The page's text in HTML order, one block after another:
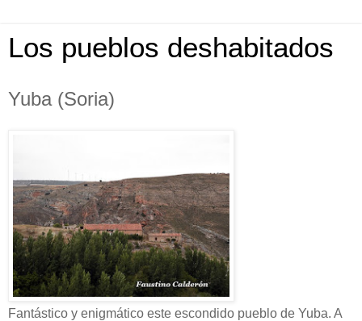
Los pueblos deshabitados
Yuba (Soria)
Fantástico y enigmático este escondido pueblo de Yuba. A